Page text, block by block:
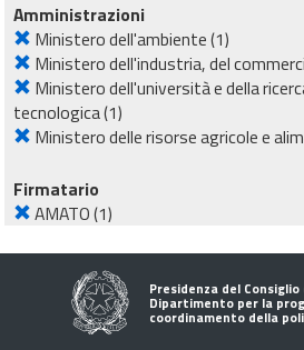
Amministrazioni
Ministero dell'ambiente(1)
Ministero dell'industria, del
Ministero dell'università e della
tecnologica(1)
Ministero delle risorse agricole e
Firmatario
AMATO(1)
Presidenza del
Dipartimento per la
coordinamento della